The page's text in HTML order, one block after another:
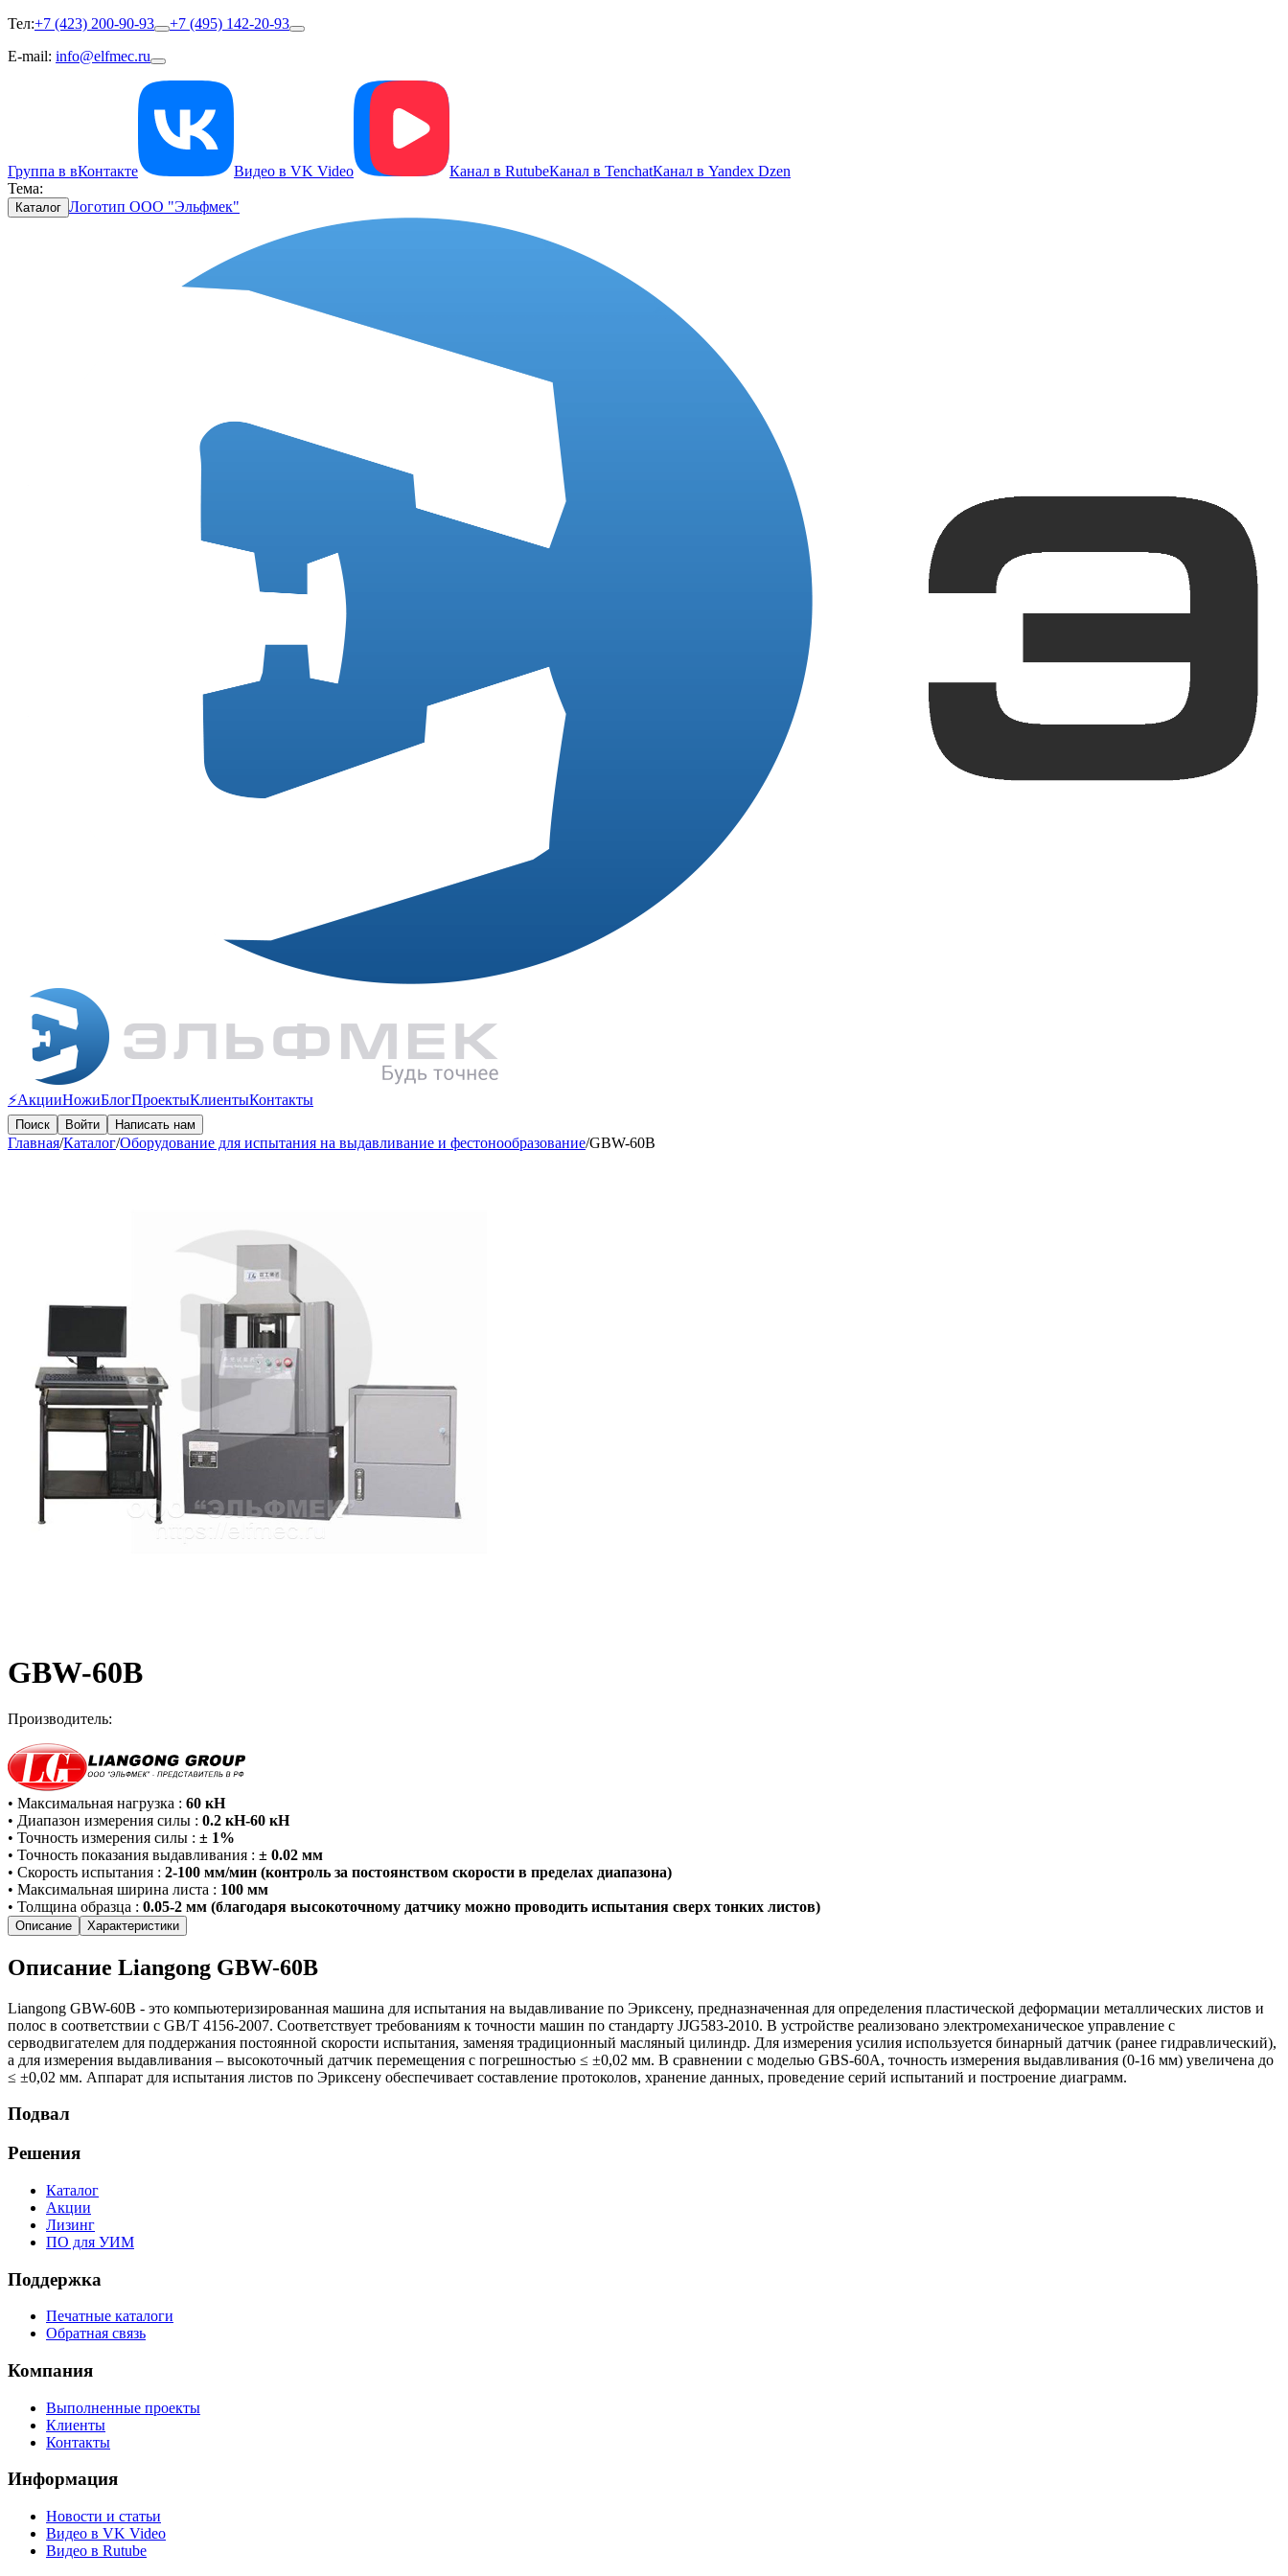
Тел:+7 (423) 200-90-93
+7 (495) 142-20-93
E-mail: info@elfmec.ru
Группа в вКонтакте Видео в VK Video Канал в RutubeКанал в TenchatКанал в Yandex Dzen
Тема:
Каталог Логотип ООО "Эльфмек"
⚡️АкцииНожиБлогПроектыКлиентыКонтакты
Поиск Войти Написать нам
Главная/Каталог/Оборудование для испытания на выдавливание и фестонообразование/GBW-60B
GBW-60B
Производитель:
• Максимальная нагрузка : 60 кН
• Диапазон измерения силы : 0.2 кН-60 кН
• Точность измерения силы : ± 1%
• Точность показания выдавливания : ± 0.02 мм
• Скорость испытания : 2-100 мм/мин (контроль за постоянством скорости в пределах диапазона)
• Максимальная ширина листа : 100 мм
• Толщина образца : 0.05-2 мм (благодаря высокоточному датчику можно проводить испытания сверх тонких листов)
Описание Характеристики
Описание Liangong GBW-60B
Liangong GBW-60B - это компьютеризированная машина для испытания на выдавливание по Эриксену, предназначенная для определения пластической деформации металлических листов и
полос в соответствии с GB/T 4156-2007. Соответствует требованиям к точности машин по стандарту JJG583-2010. В устройстве реализовано электромеханическое управление с
серводвигателем для поддержания постоянной скорости испытания, заменяя традиционный масляный цилиндр. Для измерения усилия используется бинарный датчик (ранее гидравлический),
а для измерения выдавливания – высокоточный датчик перемещения с погрешностью ≤ ±0,02 мм. В сравнении с моделью GBS-60A, точность измерения выдавливания (0-16 мм) увеличена до
≤ ±0,02 мм. Аппарат для испытания листов по Эриксену обеспечивает составление протоколов, хранение данных, проведение серий испытаний и построение диаграмм.
Подвал
Решения
Каталог
Акции
Лизинг
ПО для УИМ
Поддержка
Печатные каталоги
Обратная связь
Компания
Выполненные проекты
Клиенты
Контакты
Информация
Новости и статьи
Видео в VK Video
Видео в Rutube